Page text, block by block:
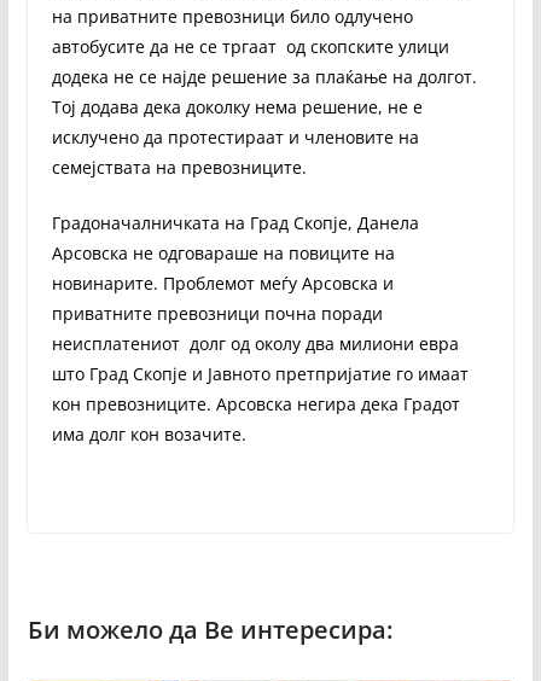
на приватните превозници било одлучено
автобусите да не се тргаат од скопските улици
додека не се најде решение за плаќање на долгот.
Тој додава дека доколку нема решение, не е
исклучено да протестираат и членовите на
семејствата на превозниците.
Градоначалничката на Град Скопје, Данела
Арсовска не одговараше на повиците на
новинарите. Проблемот меѓу Арсовска и
приватните превозници почна поради
неисплатениот долг од околу два милиони евра
што Град Скопје и Јавното претпријатие го имаат
кон превозниците. Арсовска негира дека Градот
има долг кон возачите.